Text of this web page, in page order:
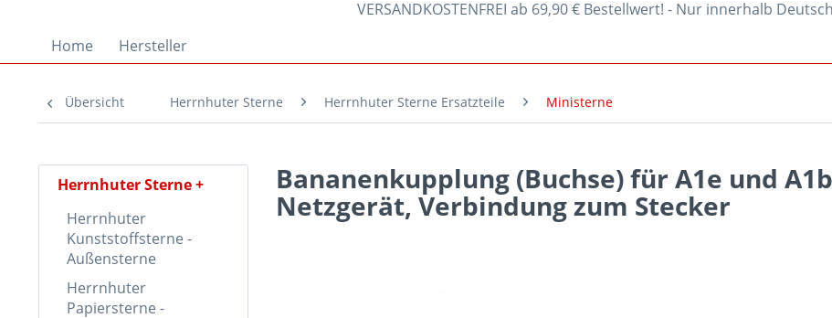
VERSANDKOSTENFREI ab 69,90 € Bestellwert! - Nur innerhalb
Home
Hersteller
Übersicht Herrnhuter Sterne Herrnhuter Sterne Ersatzteile Ministerne
Herrnhuter Sterne
Herrnhuter
Kunststoffsterne -
Außensterne
Herrnhuter
Papiersterne -
Bananenkupplung (Buchse) für A1e und
Netzgerät, Verbindung zum Stecker